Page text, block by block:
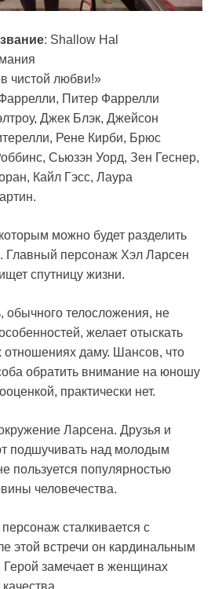
: Shallow Hal
чистой любви!»
Питер Фаррелли
Джек Блэк, Джейсон
Рене Кирби, Брюс
Сьюзэн Уорд, Зен Геснер,
Кайл Гэсс, Лаура
можно будет разделить
Главный персонаж Хэл Ларсен
спутницу жизни.
обычного телосложения, не
желает отыскать
отношениях даму. Шансов, что
обратить внимание на юношу
практически нет.
Ларсена. Друзья и
подшучивать над молодым
пользуется популярностью
человечества.
сталкивается с
этой встречи он кардинальным
замечает в женщинах